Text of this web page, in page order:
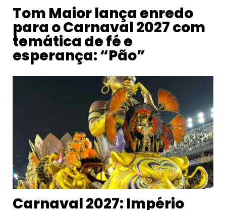
Tom Maior lança enredo
para o Carnaval 2027 com
temática de fé e
esperança: “Pão”
Carnaval 2027: Império